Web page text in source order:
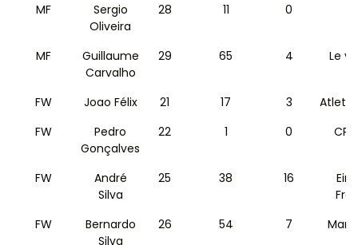
MF
Sergio
Oliveira
28 11 0
MF
Guillaume
Carvalho
29 65 4 Le
FW Joao Félix 21 17 3
FW
Pedro
Gonçalves
22 1 0 CP
FW
André
Silva
25 38 16
FW
Bernardo
Silva
26 54 7